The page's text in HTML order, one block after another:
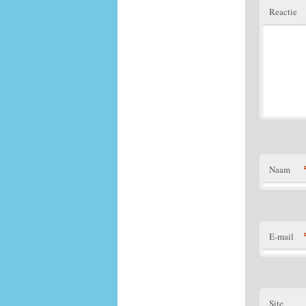
Reactie
Naam
E-mail
Site